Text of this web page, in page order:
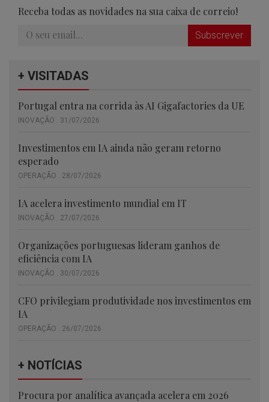
Receba todas as novidades na sua caixa de correio!
Subscrever
+ VISITADAS
Portugal entra na corrida às AI Gigafactories da UE
INOVAÇÃO . 31/07/2026
Investimentos em IA ainda não geram retorno
esperado
OPERAÇÃO . 28/07/2026
IA acelera investimento mundial em IT
INOVAÇÃO . 27/07/2026
Organizações portuguesas lideram ganhos de
eficiência com IA
INOVAÇÃO . 30/07/2026
CFO privilegiam produtividade nos investimentos em
IA
OPERAÇÃO . 26/07/2026
+ NOTÍCIAS
Procura por analítica avançada acelera em 2026